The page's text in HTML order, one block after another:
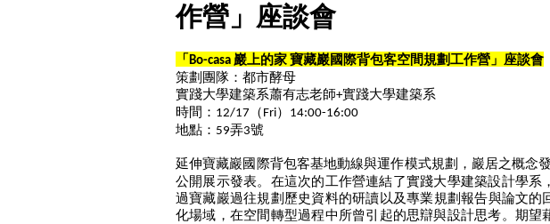
作營」座談會
「 Bo-casa 巖上的家寶藏巖國際背包客空間規劃工作營」座談會
策劃團隊：都市酵母
實踐大學建築系蕭有志老師+實踐大學建築系
時間： 12/17 （ Fri） 14:00-16:00
地點： 59弄3號
延伸寶藏巖國際背包客基地動線與運作模式規劃，巖居之概念
公開展示發表。 在這次的工作營連結了實踐大學建築設計學系
過寶藏巖過往規劃歷史資料的研讀以及專業規劃報告與論文的
化場域， 在空間轉型過程中所曾引起的思辯與設計思考。 期望